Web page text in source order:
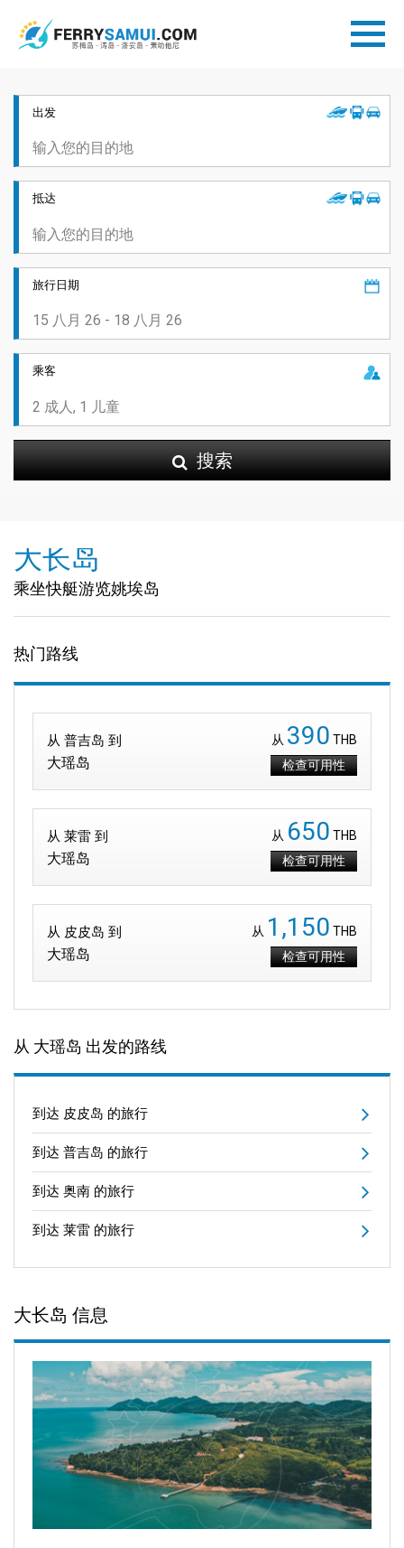
出发
抵达
旅行日期
乘客
搜索
大长岛
乘坐快艇游览姚埃岛
热门路线
从 普吉岛 到
大瑶岛
从 390 THB
检查可用性
从 莱雷 到
大瑶岛
从 650 THB
检查可用性
从 皮皮岛 到
大瑶岛
从 1,150 THB
检查可用性
从 大瑶岛 出发的路线
到达 皮皮岛 的旅行
到达 普吉岛 的旅行
到达 奥南 的旅行
到达 莱雷 的旅行
大长岛 信息